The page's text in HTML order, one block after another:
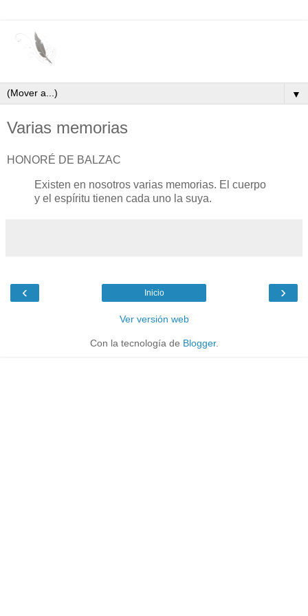
▼
Varias memorias
HONORÉ DE BALZAC
Existen en nosotros varias memorias. El cuerpo
y el espíritu tienen cada uno la suya.
‹ ›
Inicio
Ver versión web
Con la tecnología de Blogger.